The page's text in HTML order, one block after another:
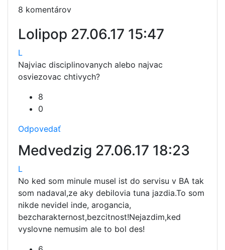
8 komentárov
Lolipop 27.06.17 15:47
L
Najviac disciplinovanych alebo najvac
osviezovac chtivych?
8
0
Odpovedať
Medvedzig 27.06.17 18:23
L
No ked som minule musel ist do servisu v BA tak
som nadaval,ze aky debilovia tuna jazdia.To som
nikde nevidel inde, arogancia,
bezcharakternost,bezcitnost!Nejazdim,ked
vyslovne nemusim ale to bol des!